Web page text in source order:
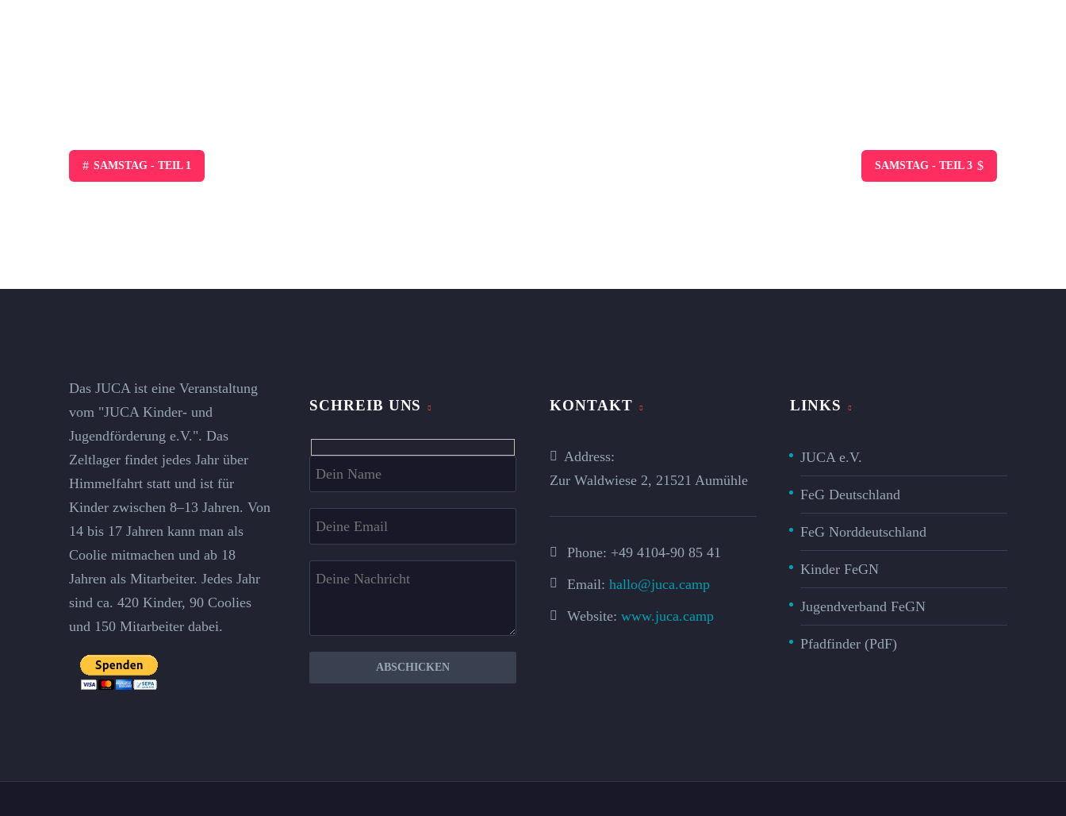
# SAMSTAG - TEIL 1 SAMSTAG - TEIL 3 $
Das JUCA ist eine Veranstaltung
vom "JUCA Kinder- und
Jugendförderung e.V.". Das
Zeltlager findet jedes Jahr über
Himmelfahrt statt und ist für
Kinder zwischen 8–13 Jahren. Von
14 bis 17 Jahren kann man als
Coolie mitmachen und ab 18
Jahren als Mitarbeiter. Jedes Jahr
sind ca. 420 Kinder, 90 Coolies
und 150 Mitarbeiter dabei.
SCHREIB UNS
Hidden
fields
KONTAKT
Address:
Zur Waldwiese 2, 21521 Aumühle​
Phone: +49 4104-90 85 41
Email: hallo@juca.camp
Website: www.juca.camp
LINKS
JUCA e.V.
FeG Deutschland
FeG Norddeutschland
Kinder FeGN
Jugendverband FeGN
Pfadfinder (PdF)